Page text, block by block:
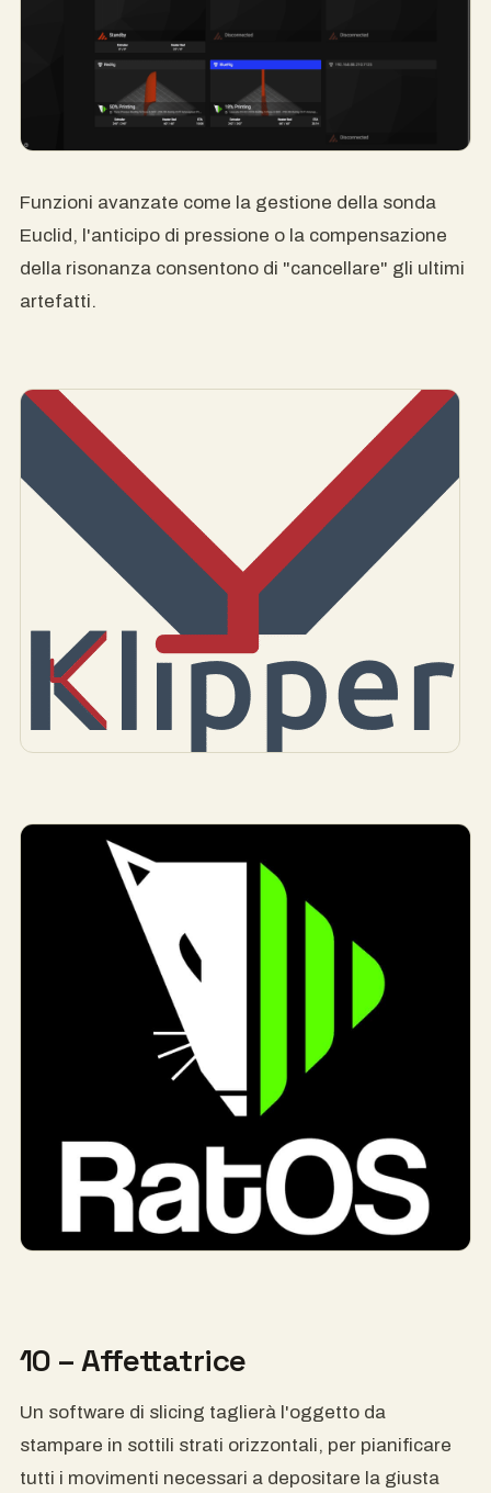
Funzioni avanzate come la gestione della sonda
Euclid, l'anticipo di pressione o la compensazione
della risonanza consentono di "cancellare" gli ultimi
artefatti.
10 – Affettatrice
Un software di slicing taglierà l'oggetto da
stampare in sottili strati orizzontali, per pianificare
tutti i movimenti necessari a depositare la giusta